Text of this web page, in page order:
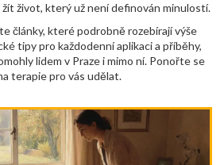
žít život, který už není definován minulostí.
články, které podrobně rozebírají výše
tipy pro každodenní aplikaci a příběhy,
lidem v Praze i mimo ní. Ponořte se
terapie pro vás udělat.